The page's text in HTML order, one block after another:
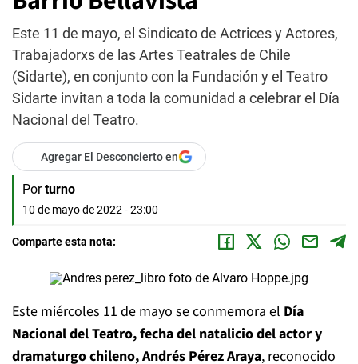
Este 11 de mayo, el Sindicato de Actrices y Actores,
Trabajadorxs de las Artes Teatrales de Chile
(Sidarte), en conjunto con la Fundación y el Teatro
Sidarte invitan a toda la comunidad a celebrar el Día
Nacional del Teatro.
Agregar El Desconcierto en
Por turno
10 de mayo de 2022 - 23:00
Comparte esta nota:
Este miércoles 11 de mayo se conmemora el Día
Nacional del Teatro, fecha del natalicio del actor y
dramaturgo chileno, Andrés Pérez Araya, reconocido